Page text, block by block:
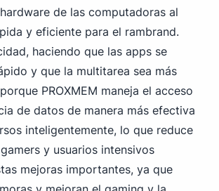
de las computadoras al
y eficiente para el rambrand.
haciendo que las apps se
y que la multitarea sea más
PROXMEM maneja el acceso
de datos de manera más efectiva
inteligentemente, lo que reduce
y usuarios intensivos
mejoras importantes, ya que